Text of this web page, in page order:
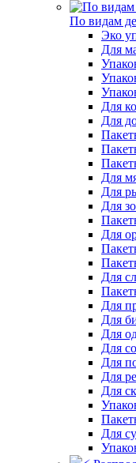
По видам
Эко
Для
Для
Для
Для
Для
Для
Для
Для
Для
Для
Для
Для
Для
Для
Для
Для